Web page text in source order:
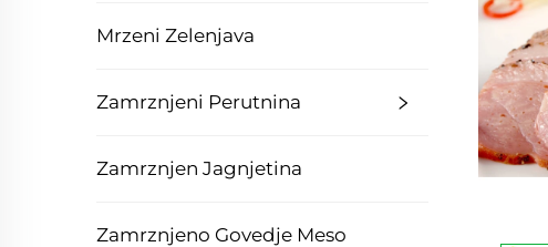
Mrzeni Zelenjava
Zamrznjeni Perutnina
Zamrznjen Jagnjetina
Zamrznjeno Govedje Meso